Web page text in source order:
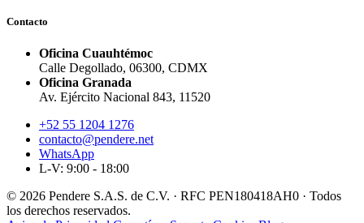
Contacto
Oficina Cuauhtémoc
Calle Degollado, 06300, CDMX
Oficina Granada
Av. Ejército Nacional 843, 11520
+52 55 1204 1276
contacto@pendere.net
WhatsApp
L-V: 9:00 - 18:00
© 2026 Pendere S.A.S. de C.V. · RFC PEN180418AH0 · Todos
los derechos reservados.